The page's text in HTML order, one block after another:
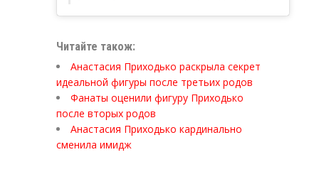
Читайте також:
Анастасия Приходько раскрыла секрет
идеальной фигуры после третьих родов
Фанаты оценили фигуру Приходько
после вторых родов
Анастасия Приходько кардинально
сменила имидж